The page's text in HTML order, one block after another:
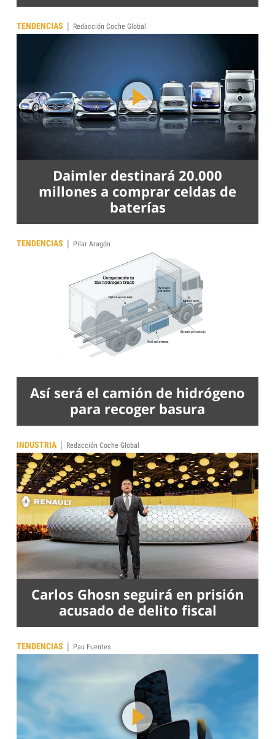
TENDENCIAS | Redacción Coche Global
Daimler destinará 20.000
millones a comprar celdas de
baterías
TENDENCIAS | Pilar Aragón
Así será el camión de hidrógeno
para recoger basura
INDUSTRIA | Redacción Coche Global
Carlos Ghosn seguirá en prisión
acusado de delito fiscal
TENDENCIAS | Pau Fuentes